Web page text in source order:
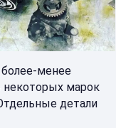
менее
некоторых марок
детали